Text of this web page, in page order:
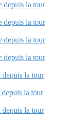
depuis la tour
depuis la tour
depuis la tour
depuis la tour
depuis la tour
depuis la tour
depuis la tour